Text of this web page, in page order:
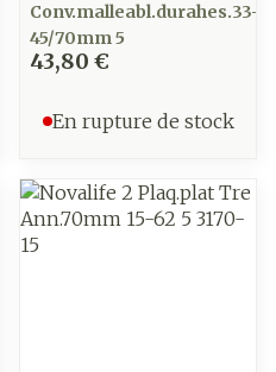
Conv.malleabl.durahes.33-
45/70mm 5
43,80 €
En rupture de stock